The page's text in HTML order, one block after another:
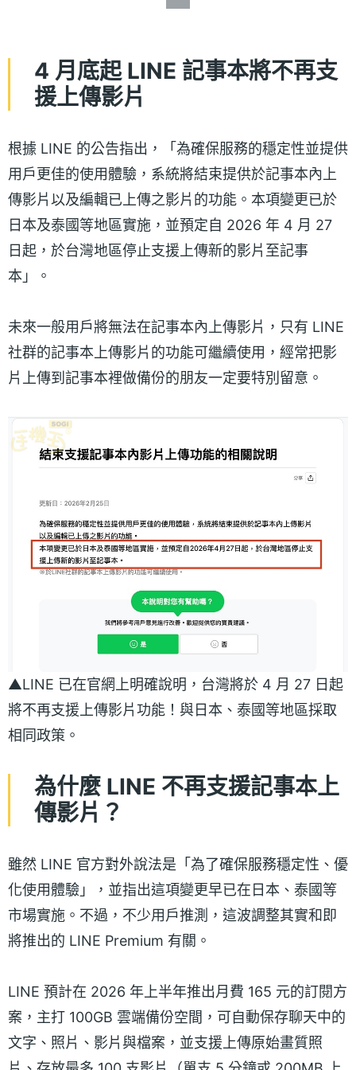
4 月底起 LINE 記事本將不再支
援上傳影片
根據 LINE 的公告指出，「為確保服務的穩定性並提供
用戶更佳的使用體驗，系統將結束提供於記事本內上
傳影片以及編輯已上傳之影片的功能。本項變更已於
日本及泰國等地區實施，並預定自 2026 年 4 月 27
日起，於台灣地區停止支援上傳新的影片至記事
本」。
未來一般用戶將無法在記事本內上傳影片，只有 LINE
社群的記事本上傳影片的功能可繼續使用，經常把影
片上傳到記事本裡做備份的朋友一定要特別留意。
▲LINE 已在官網上明確說明，台灣將於 4 月 27 日起
將不再支援上傳影片功能！與日本、泰國等地區採取
相同政策。
為什麼 LINE 不再支援記事本上
傳影片？
雖然 LINE 官方對外說法是「為了確保服務穩定性、優
化使用體驗」，並指出這項變更早已在日本、泰國等
市場實施。不過，不少用戶推測，這波調整其實和即
將推出的 LINE Premium 有關。
LINE 預計在 2026 年上半年推出月費 165 元的訂閱方
案，主打 100GB 雲端備份空間，可自動保存聊天中的
文字、照片、影片與檔案，並支援上傳原始畫質照